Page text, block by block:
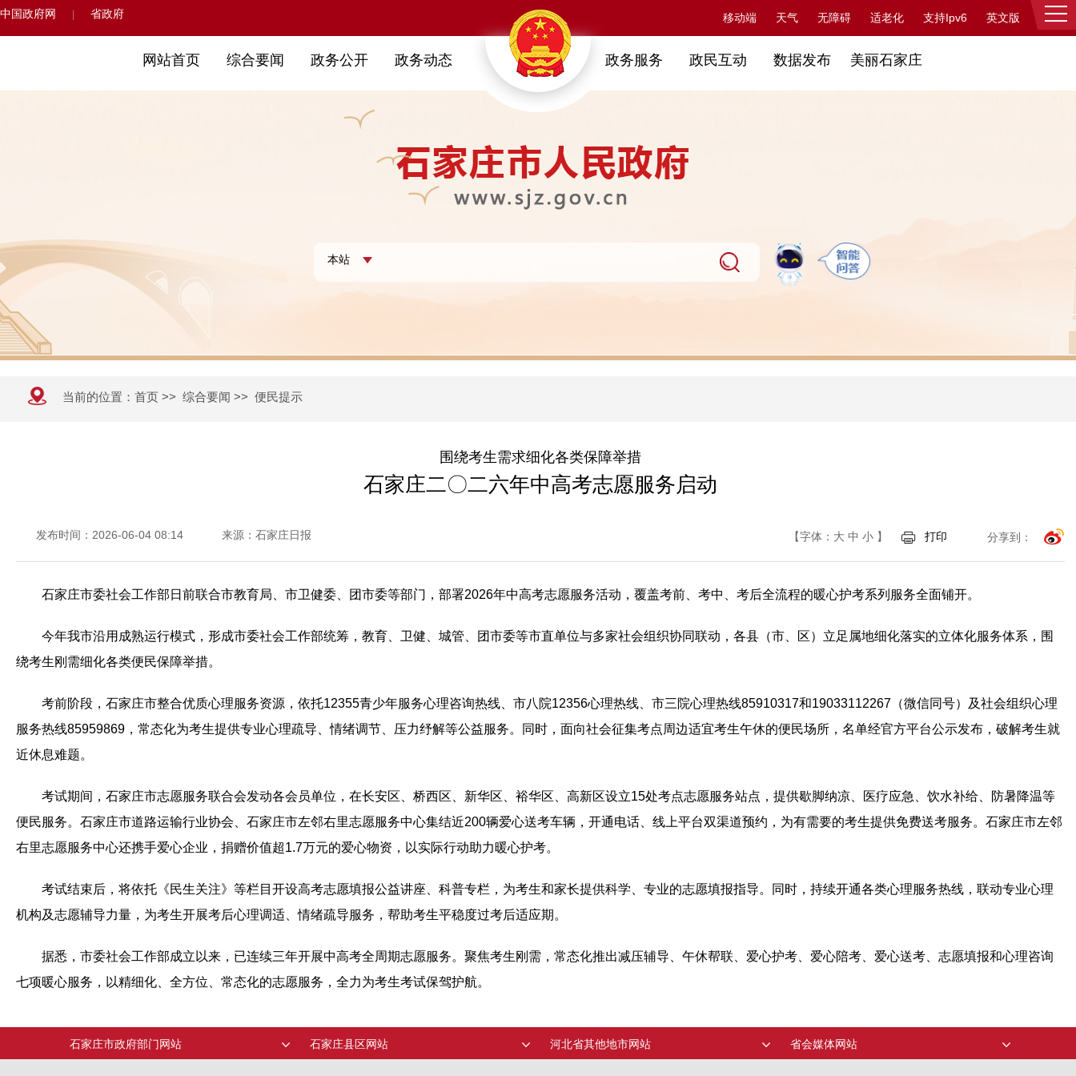
中国政府网 省政府 移动端 天气 无障碍 适老化 支持Ipv6 英文版 登录
网站首页 综合要闻 政务公开 政务动态 政务服务 政民互动 数据发布 美丽石家庄
当前的位置： 首页 >> 综合要闻 >> 便民提示
围绕考生需求细化各类保障举措
石家庄二〇二六年中高考志愿服务启动
发布时间：2026-06-04 08:14 来源：石家庄日报 【字体： 大 中 小 】 打印 分享到：
石家庄市委社会工作部日前联合市教育局、市卫健委、团市委等部门，部署2026年中高考志愿服务活动，覆盖考前、考中、考后全流程的暖心护考系列服务全面铺开。
今年我市沿用成熟运行模式，形成市委社会工作部统筹，教育、卫健、城管、团市委等市直单位与多家社会组织协同联动，各县（市、区）立足属地细化落实的立体化服务体系，围
绕考生刚需细化各类便民保障举措。
考前阶段，石家庄市整合优质心理服务资源，依托12355青少年服务心理咨询热线、市八院12356心理热线、市三院心理热线85910317和19033112267（微信同号）及社会组织心理
服务热线85959869，常态化为考生提供专业心理疏导、情绪调节、压力纾解等公益服务。同时，面向社会征集考点周边适宜考生午休的便民场所，名单经官方平台公示发布，破解考生就
近休息难题。
考试期间，石家庄市志愿服务联合会发动各会员单位，在长安区、桥西区、新华区、裕华区、高新区设立15处考点志愿服务站点，提供歇脚纳凉、医疗应急、饮水补给、防暑降温等
便民服务。石家庄市道路运输行业协会、石家庄市左邻右里志愿服务中心集结近200辆爱心送考车辆，开通电话、线上平台双渠道预约，为有需要的考生提供免费送考服务。石家庄市左邻
右里志愿服务中心还携手爱心企业，捐赠价值超1.7万元的爱心物资，以实际行动助力暖心护考。
考试结束后，将依托《民生关注》等栏目开设高考志愿填报公益讲座、科普专栏，为考生和家长提供科学、专业的志愿填报指导。同时，持续开通各类心理服务热线，联动专业心理
机构及志愿辅导力量，为考生开展考后心理调适、情绪疏导服务，帮助考生平稳度过考后适应期。
据悉，市委社会工作部成立以来，已连续三年开展中高考全周期志愿服务。聚焦考生刚需，常态化推出减压辅导、午休帮联、爱心护考、爱心陪考、爱心送考、志愿填报和心理咨询
七项暖心服务，以精细化、全方位、常态化的志愿服务，全力为考生考试保驾护航。